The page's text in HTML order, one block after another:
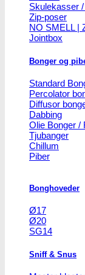
Skulekasser
Zip-poser
NO SMELL |
Jointbox
Bonger og
Standard
Percolator
Diffusor
Dabbing
Olie Bonger /
Tjubanger
Chillum
Piber
Bonghoveder
Ø17
Ø20
SG14
Sniff & Snus